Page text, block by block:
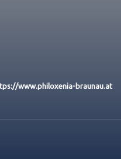
www.philoxenia-braunau.at